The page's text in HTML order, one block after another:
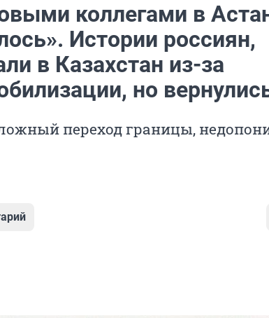
коллегами в
Истории россиян,
в Казахстан из-за
но
переход границы,